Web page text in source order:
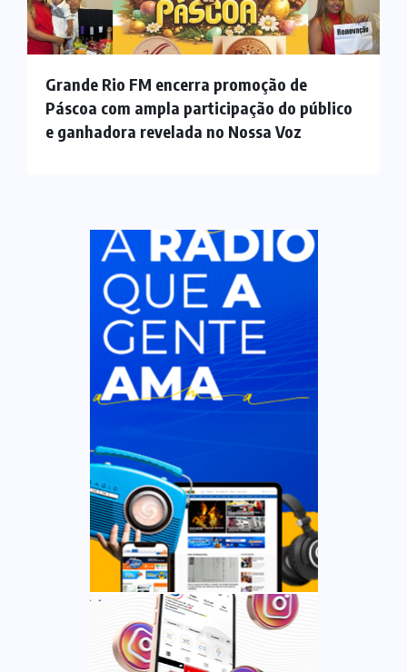
Grande Rio FM encerra promoção de
Páscoa com ampla participação do público
e ganhadora revelada no Nossa Voz